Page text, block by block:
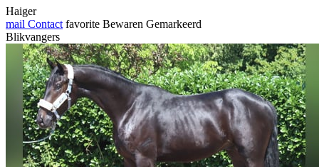
Haiger
mail Contact favorite Bewaren Gemarkeerd
Blikvangers